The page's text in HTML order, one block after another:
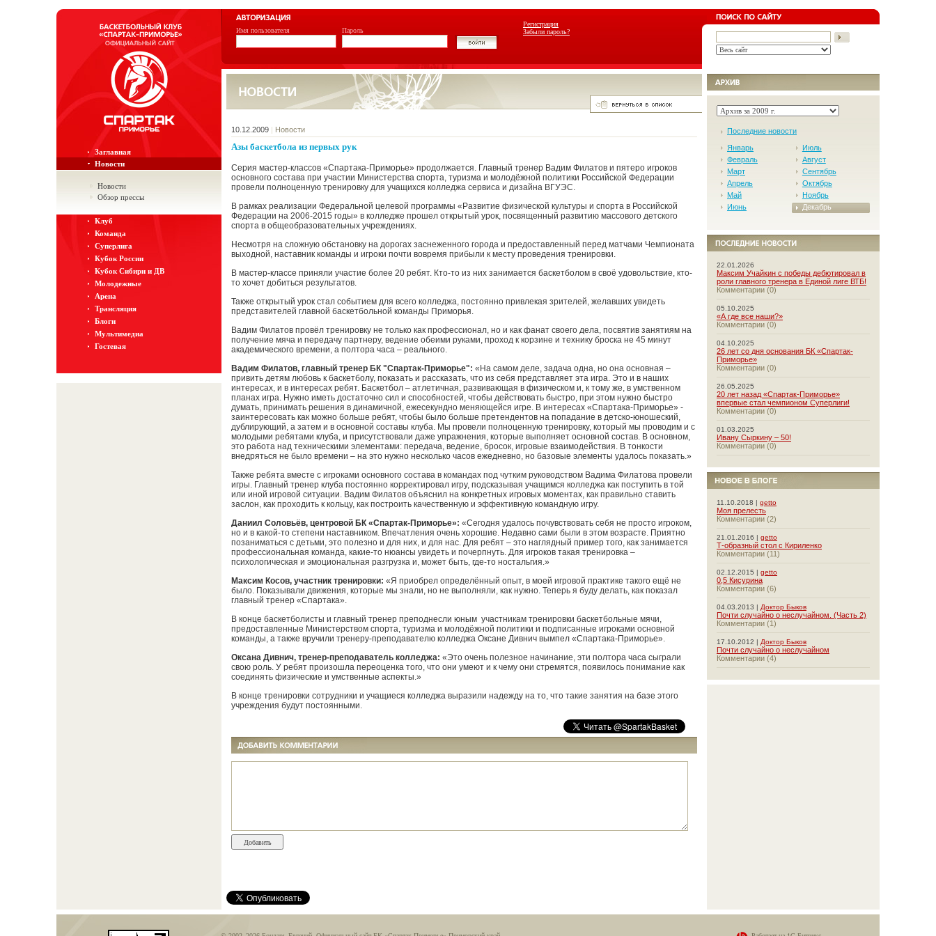
Регистрация
Забыли пароль?
Имя пользователя Пароль
Заглавная
Новости
Новости
Обзор прессы
Клуб
Команда
Суперлига
Кубок России
Кубок Сибири и ДВ
Молодежные
Арена
Трансляция
Блоги
Мультимедиа
Гостевая
10.12.2009 | Новости
Азы баскетбола из первых рук
Серия мастер-классов «Спартака-Приморье» продолжается. Главный тренер Вадим Филатов и пятеро игроков
основного состава при участии Министерства спорта, туризма и молодёжной политики Российской Федерации
провели полноценную тренировку для учащихся колледжа сервиса и дизайна ВГУЭС.
В рамках реализации Федеральной целевой программы «Развитие физической культуры и спорта в Российской
Федерации на 2006-2015 годы» в колледже прошел открытый урок, посвященный развитию массового детского
спорта в общеобразовательных учреждениях.
Несмотря на сложную обстановку на дорогах заснеженного города и предоставленный перед матчами Чемпионата
выходной, наставник команды и игроки почти вовремя прибыли к месту проведения тренировки.
В мастер-классе приняли участие более 20 ребят. Кто-то из них занимается баскетболом в своё удовольствие, кто-
то хочет добиться результатов.
Также открытый урок стал событием для всего колледжа, постоянно привлекая зрителей, желавших увидеть
представителей главной баскетбольной команды Приморья.
Вадим Филатов провёл тренировку не только как профессионал, но и как фанат своего дела, посвятив занятиям на
получение мяча и передачу партнеру, ведение обеими руками, проход к корзине и технику броска не 45 минут
академического времени, а полтора часа – реального.
Вадим Филатов, главный тренер БК "Спартак-Приморье": «На самом деле, задача одна, но она основная –
привить детям любовь к баскетболу, показать и рассказать, что из себя представляет эта игра. Это и в наших
интересах, и в интересах ребят. Баскетбол – атлетичная, развивающая в физическом и, к тому же, в умственном
планах игра. Нужно иметь достаточно сил и способностей, чтобы действовать быстро, при этом нужно быстро
думать, принимать решения в динамичной, ежесекундно меняющейся игре. В интересах «Спартака-Приморье» -
заинтересовать как можно больше ребят, чтобы было больше претендентов на попадание в детско-юношеский,
дублирующий, а затем и в основной составы клуба. Мы провели полноценную тренировку, который мы проводим и с
молодыми ребятами клуба, и присутствовали даже упражнения, которые выполняет основной состав. В основном,
это работа над техническими элементами: передача, ведение, бросок, игровые взаимодействия. В тонкости
внедряться не было времени – на это нужно несколько часов ежедневно, но базовые элементы удалось показать.»
Также ребята вместе с игроками основного состава в командах под чутким руководством Вадима Филатова провели
игры. Главный тренер клуба постоянно корректировал игру, подсказывая учащимся колледжа как поступить в той
или иной игровой ситуации. Вадим Филатов объяснил на конкретных игровых моментах, как правильно ставить
заслон, как проходить к кольцу, как построить качественную и эффективную командную игру.
Даниил Соловьёв, центровой БК «Спартак-Приморье»: «Сегодня удалось почувствовать себя не просто игроком,
но и в какой-то степени наставником. Впечатления очень хорошие. Недавно сами были в этом возрасте. Приятно
позаниматься с детьми, это полезно и для них, и для нас. Для ребят – это наглядный пример того, как занимается
профессиональная команда, какие-то нюансы увидеть и почерпнуть. Для игроков такая тренировка –
психологическая и эмоциональная разгрузка и, может быть, где-то ностальгия.»
Максим Косов, участник тренировки: «Я приобрел определённый опыт, в моей игровой практике такого ещё не
было. Показывали движения, которые мы знали, но не выполняли, как нужно. Теперь я буду делать, как показал
главный тренер «Спартака».
В конце баскетболисты и главный тренер преподнесли юным участникам тренировки баскетбольные мячи,
предоставленные Министерством спорта, туризма и молодёжной политики и подписанные игроками основной
команды, а также вручили тренеру-преподавателю колледжа Оксане Дивнич вымпел «Спартака-Приморье».
Оксана Дивнич, тренер-преподаватель колледжа: «Это очень полезное начинание, эти полтора часа сыграли
свою роль. У ребят произошла переоценка того, что они умеют и к чему они стремятся, появилось понимание как
соединять физические и умственные аспекты.»
В конце тренировки сотрудники и учащиеся колледжа выразили надежду на то, что такие занятия на базе этого
учреждения будут постоянными.
Последние новости
Январь
Февраль
Март
Апрель
Май
Июнь
Июль
Август
Сентябрь
Октябрь
Ноябрь
Декабрь
22.01.2026
Максим Учайкин с победы дебютировал в
роли главного тренера в Единой лиге ВТБ!
Комментарии (0)
05.10.2025
«А где все наши?»
Комментарии (0)
04.10.2025
26 лет со дня основания БК «Спартак-
Приморье»
Комментарии (0)
26.05.2025
20 лет назад «Спартак-Приморье»
впервые стал чемпионом Суперлиги!
Комментарии (0)
01.03.2025
Ивану Сыркину – 50!
Комментарии (0)
11.10.2018 | getto
Моя прелесть
Комментарии (2)
21.01.2016 | getto
Т-образный стол с Кириленко
Комментарии (11)
02.12.2015 | getto
0,5 Кисурина
Комментарии (6)
04.03.2013 | Доктор Быков
Почти случайно о неслучайном. (Часть 2)
Комментарии (1)
17.10.2012 | Доктор Быков
Почти случайно о неслучайном
Комментарии (4)